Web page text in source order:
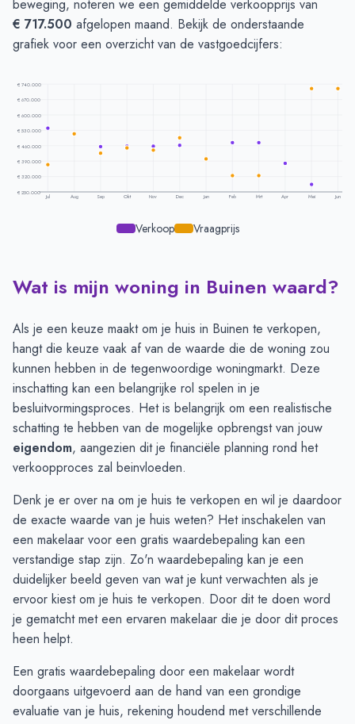
beweging, noteren we een gemiddelde verkoopprijs van
€ 717.500 afgelopen maand. Bekijk de onderstaande
grafiek voor een overzicht van de vastgoedcijfers:
€ 740.000
€ 670.000
€ 600.000
€ 530.000
€ 460.000
€ 390.000
€ 320.000
€ 250.000
Jul Aug Sep Okt Nov Dec Jan Feb Mrt Apr Mei Jun
Verkoop Vraagprijs
Prijsontwikkeling per maand -Buinen
Vraagprijs
Verkoopprijs
Juli
€ 375.000 € 540.000
Augustus
€ 515.000
-
September€ 426.500 € 456.969
Oktober
€ 449.625 € 458.649
November€ 439.625 € 458.649
December € 497.000 € 462.008
Januari
€ 400.000 -
Februari
€ 325.000 € 475.000
April
-
€ 380.000
Mei
€ 719.833 € 285.000
Juni
€ 719.833 € 717.500
Wat is mijn woning in Buinen waard?
Als je een keuze maakt om je huis in Buinen te verkopen,
hangt die keuze vaak af van de waarde die de woning zou
kunnen hebben in de tegenwoordige woningmarkt. Deze
inschatting kan een belangrijke rol spelen in je
besluitvormingsproces. Het is belangrijk om een realistische
schatting te hebben van de mogelijke opbrengst van jouw
eigendom, aangezien dit je financiële planning rond het
verkoopproces zal beinvloeden.
Denk je er over na om je huis te verkopen en wil je daardoor
de exacte waarde van je huis weten? Het inschakelen van
een makelaar voor een gratis waardebepaling kan een
verstandige stap zijn. Zo'n waardebepaling kan je een
duidelijker beeld geven van wat je kunt verwachten als je
ervoor kiest om je huis te verkopen. Door dit te doen word
je gematcht met een ervaren makelaar die je door dit proces
heen helpt.
Een gratis waardebepaling door een makelaar wordt
doorgaans uitgevoerd aan de hand van een grondige
evaluatie van je huis, rekening houdend met verschillende